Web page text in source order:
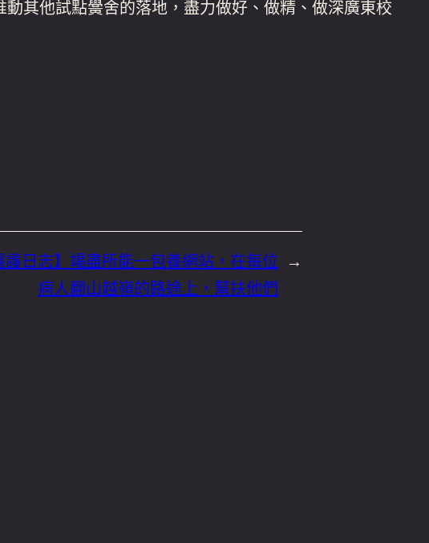
其他試點黌舍的落地，盡力做好、做精、做深廣東校
→
護日志】竭盡所能一包養網站，在每位
病人翻山越嶺的路途上，幫扶他們